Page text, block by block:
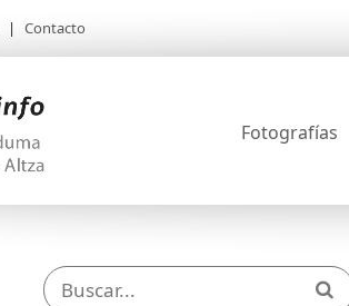
| Contacto
Fotografías